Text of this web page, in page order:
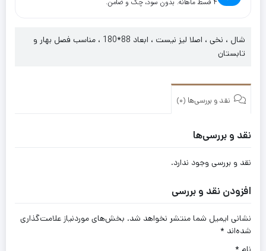
شال ، نخی ، اصلا لیز نیست ، ابعاد 88*180 ، مناسب فصل بهار و
تابستان
نقد و بررسی‌ها (0)
نقد و بررسی‌ها
نقد و بررسی وجود ندارد.
افزودن نقد و بررسی
نشانی ایمیل شما منتشر نخواهد شد. بخش‌های موردنیاز علامت‌گذاری
شده‌اند *